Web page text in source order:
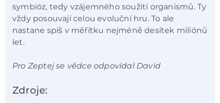
symbióz, tedy vzájemného soužití organismů. Ty
vždy posouvají celou evoluční hru. To ale
nastane spíš v měřítku nejméně desítek miliónů
let.
Pro Zeptej se vědce odpovídal David
Zdroje: